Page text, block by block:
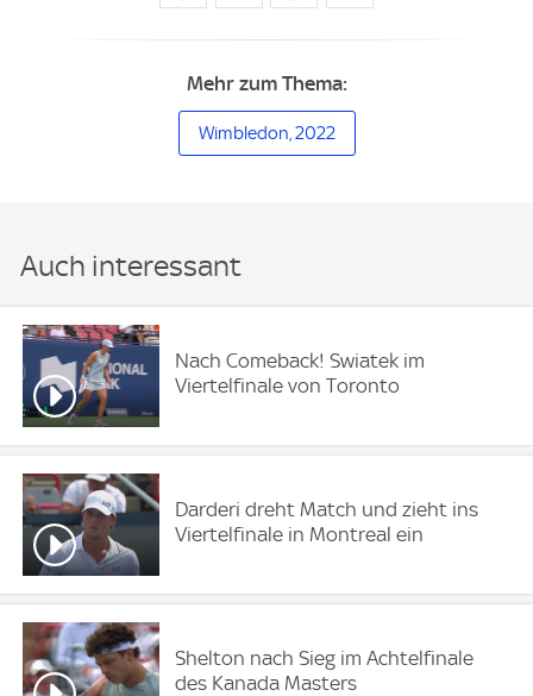
Mehr zum Thema:
Wimbledon, 2022
Auch interessant
Nach Comeback! Swiatek im
Viertelfinale von Toronto
Darderi dreht Match und zieht ins
Viertelfinale in Montreal ein
Shelton nach Sieg im Achtelfinale
des Kanada Masters